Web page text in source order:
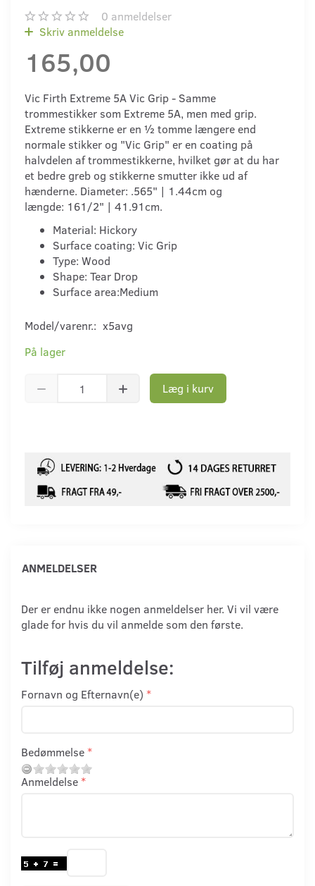
0 anmeldelser
Skriv anmeldelse
165,00
Vic Firth Extreme 5A Vic Grip - Samme
trommestikker som Extreme 5A, men med grip.
Extreme stikkerne er en ½ tomme længere end
normale stikker og "Vic Grip" er en coating på
halvdelen af trommestikkerne, hvilket gør at du har
et bedre greb og stikkerne smutter ikke ud af
hænderne. Diameter: .565" | 1.44cm og
længde: 161/2" | 41.91cm.
Material: Hickory
Surface coating: Vic Grip
Type: Wood
Shape: Tear Drop
Surface area:Medium
Model/varenr.: x5avg
På lager
Læg i kurv
ANMELDELSER
Der er endnu ikke nogen anmeldelser her. Vi vil være
glade for hvis du vil anmelde som den første.
Tilføj anmeldelse:
Fornavn og Efternavn(e)
Bedømmelse
Anmeldelse